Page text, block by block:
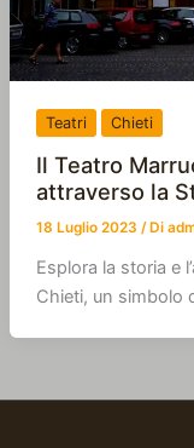
Teatri Chieti
Il Teatro
attraverso la
18 Luglio 2023 / Di
Esplora la storia e
Chieti, un simbolo